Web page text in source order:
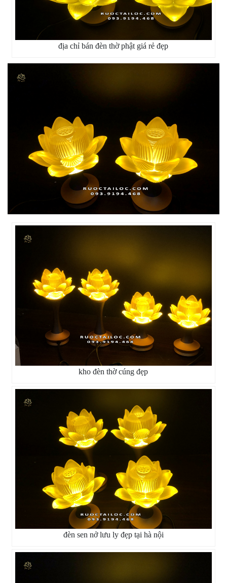
địa chỉ bán đèn thờ phật giá rẻ đẹp
kho đèn thờ cúng đẹp
đèn sen nở lưu ly đẹp tại hà nội